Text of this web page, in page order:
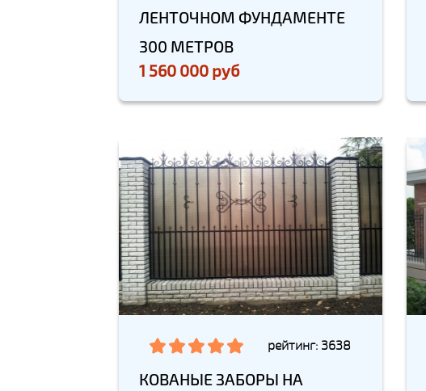
ЛЕНТОЧНОМ ФУНДАМЕНТЕ
300 МЕТРОВ
1 560 000 руб
рейтинг: 3638
КОВАНЫЕ ЗАБОРЫ НА